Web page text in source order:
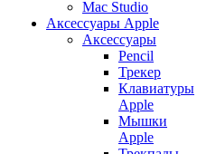
Mac Studio
Аксессуары Apple
Аксессуары
Pencil
Трекер
Клавиатуры
Apple
Мышки
Apple